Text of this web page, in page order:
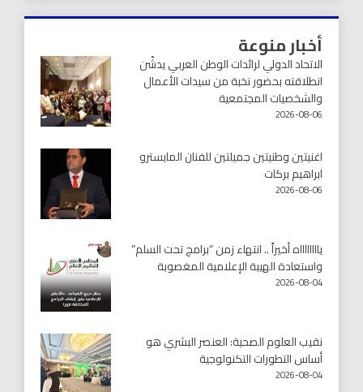
أخبار منوعة
الاتحاد الدولي لرائدات الوطن العربي يدشّن
انطلاقته بحضور نخبة من سيدات الأعمال
والشخصيات المجتمعية
2026-08-06
اغنيتين وطنيتين جميلتين للفنان المايسترو
ابراهيم بركات
2026-08-06
يااااااااه أخيراً .. انتهاء زمن “برامج تحت السلم”
واستعادة الهيبة الإعلامية المغصوبة
2026-08-04
نقيب العلوم الصحية: العنصر البشري هو
أساس التطورات التكنولوجية
2026-08-04